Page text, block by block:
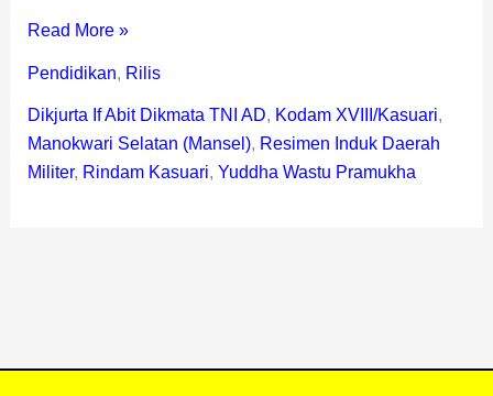
Read More »
Pendidikan, Rilis
Dikjurta If Abit Dikmata TNI AD, Kodam XVIII/Kasuari,
Manokwari Selatan (Mansel), Resimen Induk Daerah
Militer, Rindam Kasuari, Yuddha Wastu Pramukha